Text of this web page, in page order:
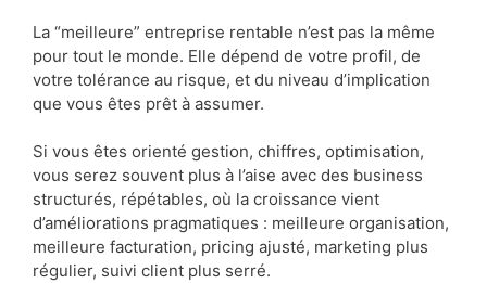
La “meilleure” entreprise rentable n’est pas la même
pour tout le monde. Elle dépend de votre profil, de
votre tolérance au risque, et du niveau d’implication
que vous êtes prêt à assumer.
Si vous êtes orienté gestion, chiffres, optimisation,
vous serez souvent plus à l’aise avec des business
structurés, répétables, où la croissance vient
d’améliorations pragmatiques : meilleure organisation,
meilleure facturation, pricing ajusté, marketing plus
régulier, suivi client plus serré.